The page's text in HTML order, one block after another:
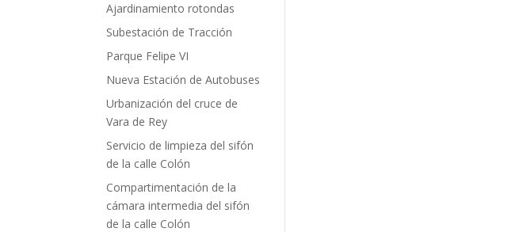
Ajardinamiento rotondas
Subestación de Tracción
Parque Felipe VI
Nueva Estación de Autobuses
Urbanización del cruce de
Vara de Rey
Servicio de limpieza del sifón
de la calle Colón
Compartimentación de la
cámara intermedia del sifón
de la calle Colón